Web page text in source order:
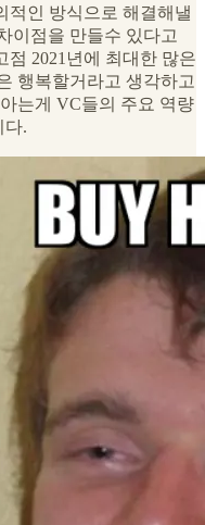
적인 방식으로 해결해낼
이점을 만들수 있다고
점 2021년에 최대한 많은
행복할거라고 생각하고
는게 VC들의 주요 역량
다.